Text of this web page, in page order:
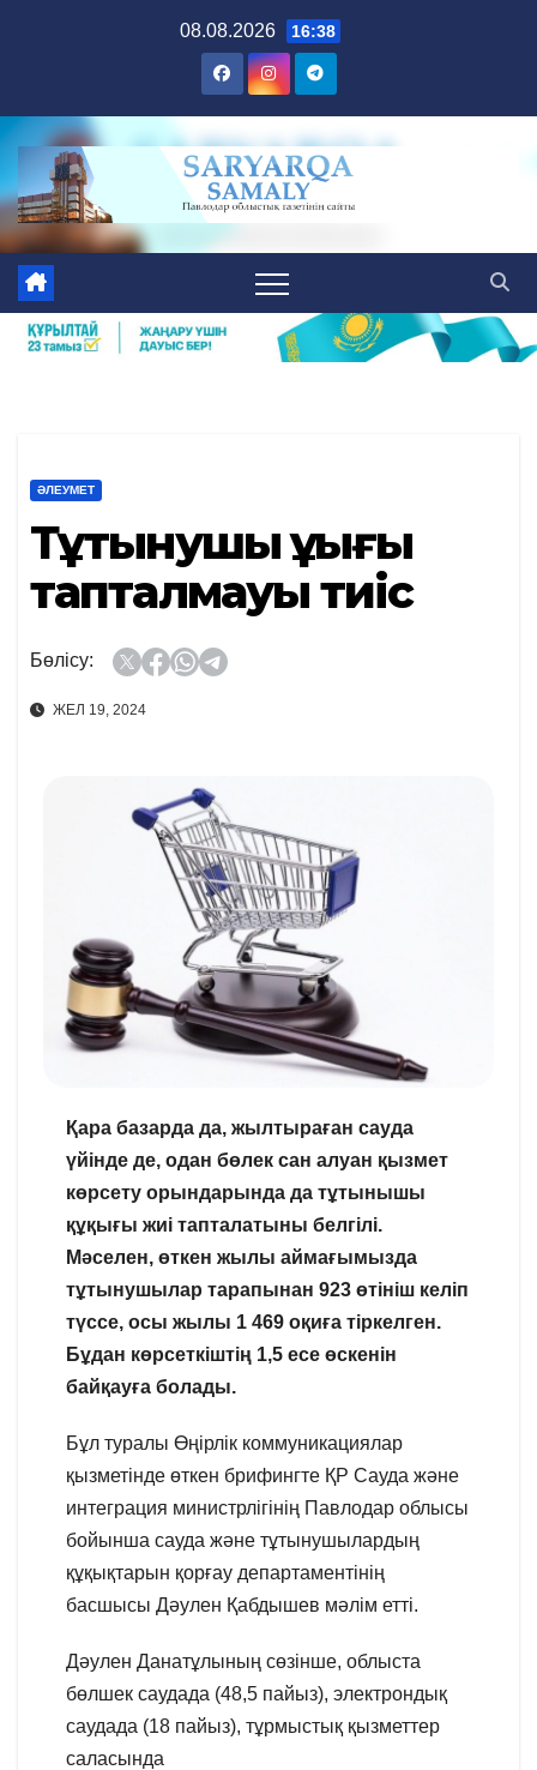
08.08.2026 16:38
ӘЛЕУМЕТ
Тұтынушы құқығы
тапталмауы тиіс
Бөлісу:
ЖЕЛ 19, 2024
Қара базарда да, жылтыраған сауда
үйінде де, одан бөлек сан алуан қызмет
көрсету орындарында да тұтынышы
құқығы жиі тапталатыны белгілі.
Мәселен, өткен жылы аймағымызда
тұтынушылар тарапынан 923 өтініш келіп
түссе, осы жылы 1 469 оқиға тіркелген.
Бұдан көрсеткіштің 1,5 есе өскенін
байқауға болады.
Бұл туралы Өңірлік коммуникациялар
қызметінде өткен брифингте ҚР Сауда және
интеграция министрлігінің Павлодар облысы
бойынша сауда және тұтынушылардың
құқықтарын қорғау департаментінің
басшысы Дәулен Қабдышев мәлім етті.
Дәулен Данатұлының сөзінше, облыста
бөлшек саудада (48,5 пайыз), электрондық
саудада (18 пайыз), тұрмыстық қызметтер
саласында